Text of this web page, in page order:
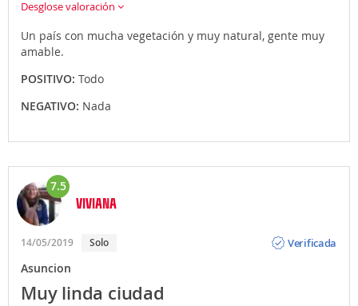
Desglose valoración
Un país con mucha vegetación y muy natural, gente muy
amable.
POSITIVO: Todo
NEGATIVO: Nada
7.5
VIVIANA
14/05/2019 Solo
Verificada
Asuncion
Muy linda ciudad